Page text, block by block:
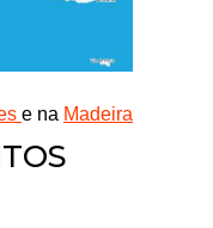
e na Madeira